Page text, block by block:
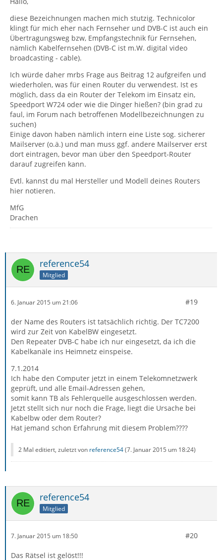
diese Bezeichnungen machen mich stutzig. Technicolor
klingt für mich eher nach Fernseher und DVB-C ist auch ein
Übertragungsweg bzw, Empfangstechnik für Fernsehen,
nämlich Kabelfernsehen (DVB-C ist m.W. digital video
broadcasting - cable).
Ich würde daher mrbs Frage aus Beitrag 12 aufgreifen und
wiederholen, was für einen Router du verwendest. Ist es
möglich, dass da ein Router der Telekom im Einsatz ein,
Speedport W724 oder wie die Dinger hießen? (bin grad zu
faul, im Forum nach betroffenen Modellbezeichnungen zu
suchen)
Einige davon haben nämlich intern eine Liste sog. sicherer
Mailserver (o.ä.) und man muss ggf. andere Mailserver erst
dort eintragen, bevor man über den Speedport-Router
darauf zugreifen kann.
Evtl. kannst du mal Hersteller und Modell deines Routers
hier notieren.
MfG
Drachen
reference54
Mitglied
6. Januar 2015 um 21:06 #19
der Name des Routers ist tatsächlich richtig. Der TC7200
wird zur Zeit von KabelBW eingesetzt.
Den Repeater DVB-C habe ich nur eingesetzt, da ich die
Kabelkanäle ins Heimnetz einspeise.
7.1.2014
Ich habe den Computer jetzt in einem Telekomnetzwerk
geprüft, und alle Email-Adressen gehen,
somit kann TB als Fehlerquelle ausgeschlossen werden.
Jetzt stellt sich nur noch die Frage, liegt die Ursache bei
Kabelbw oder dem Router?
Hat jemand schon Erfahrung mit diesem Problem????
2 Mal editiert, zuletzt von reference54(7. Januar 2015 um 18:24)
reference54
Mitglied
7. Januar 2015 um 18:50 #20
Das Rätsel ist gelöst!!!